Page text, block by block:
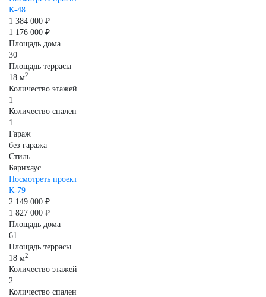
К-48
1 384 000 ₽
1 176 000 ₽
Площадь дома
30
Площадь террасы
18 м2
Количество этажей
1
Количество спален
1
Гараж
без гаража
Стиль
Барнхаус
Посмотреть проект
К-79
2 149 000 ₽
1 827 000 ₽
Площадь дома
61
Площадь террасы
18 м2
Количество этажей
2
Количество спален